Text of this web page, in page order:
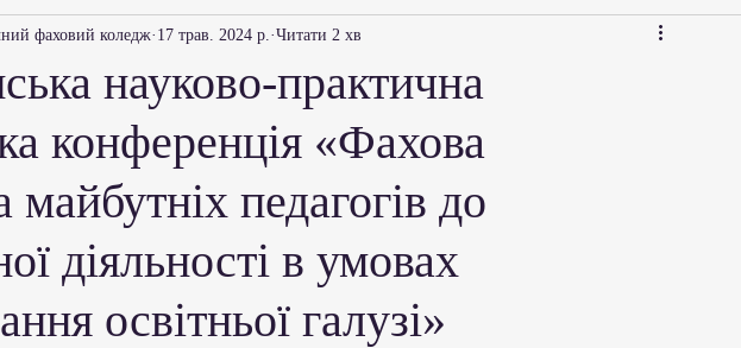
Академічна мобільність
ЗВО Робота зі здобувачами освіти Студентське життя
Забезпечення якості освіти Співпраця зі стейкхолдерами
Досягнення студентів та викладачів
науково-практична
конференція «Фахова
майбутніх педагогів до
діяльності в умовах
освітньої галузі»
фаховий коледж 17 трав. 2024 р. Читати 2 хв